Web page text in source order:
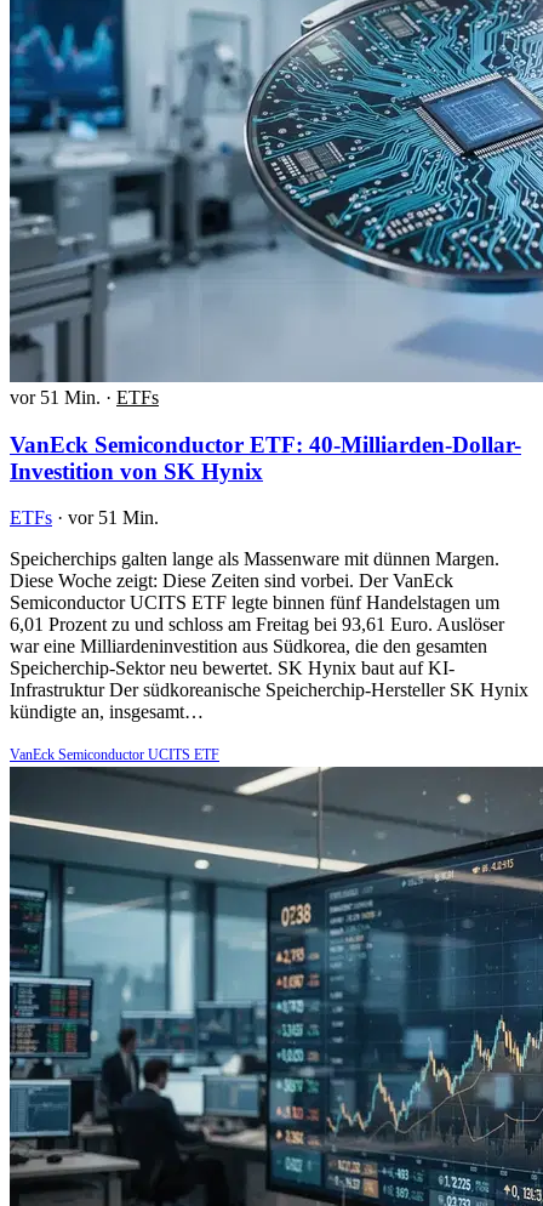
vor 51 Min. · ETFs
VanEck Semiconductor ETF: 40-Milliarden-Dollar-
Investition von SK Hynix
ETFs · vor 51 Min.
Speicherchips galten lange als Massenware mit dünnen Margen.
Diese Woche zeigt: Diese Zeiten sind vorbei. Der VanEck
Semiconductor UCITS ETF legte binnen fünf Handelstagen um
6,01 Prozent zu und schloss am Freitag bei 93,61 Euro. Auslöser
war eine Milliardeninvestition aus Südkorea, die den gesamten
Speicherchip-Sektor neu bewertet. SK Hynix baut auf KI-
Infrastruktur Der südkoreanische Speicherchip-Hersteller SK Hynix
kündigte an, insgesamt…
VanEck Semiconductor UCITS ETF